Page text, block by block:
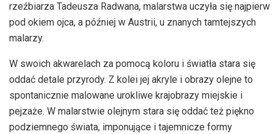
rzeźbiarza Tadeusza Radwana, malarstwa uczyła się najpierw
pod okiem ojca, a później w Austrii, u znanych tamtejszych
malarzy.
W swoich akwarelach za pomocą koloru i światła stara się
oddać detale przyrody. Z kolei jej akryle i obrazy olejne to
spontanicznie malowane urokliwe krajobrazy miejskie i
pejzaże. W malarstwie olejnym stara się oddać też piękno
podziemnego świata, imponujące i tajemnicze formy